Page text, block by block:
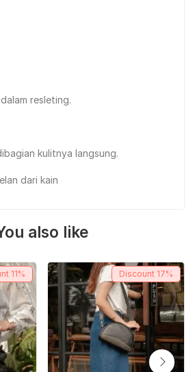
resleting.
kulitnya langsung.
dari kain
also like
11% Discount 17%